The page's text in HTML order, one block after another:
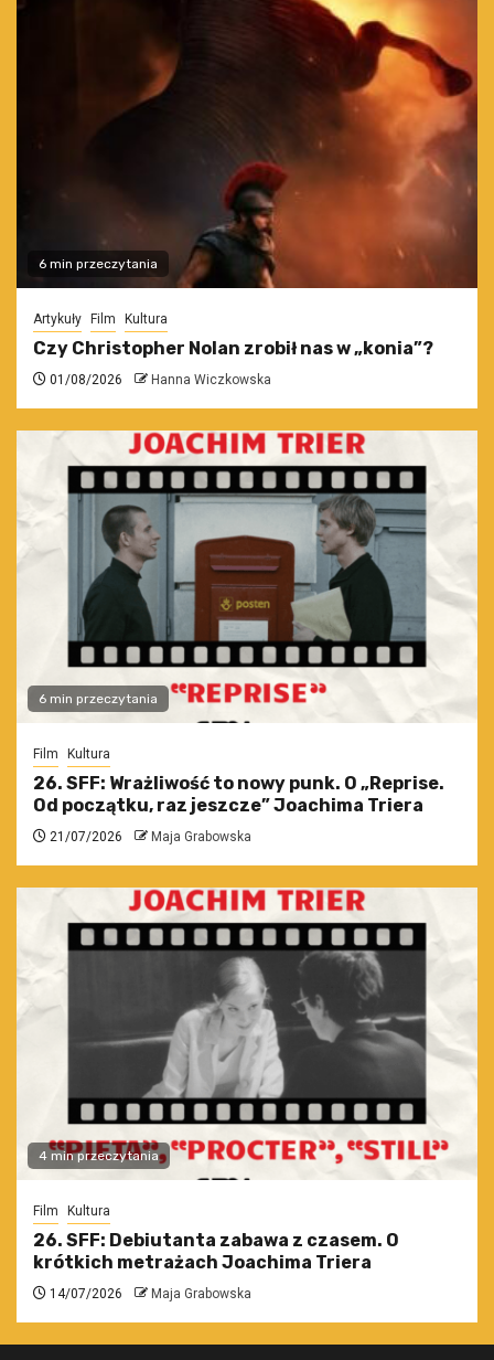
6 min przeczytania
Artykuły Film Kultura
Czy Christopher Nolan zrobił nas w „konia”?
01/08/2026 Hanna Wiczkowska
6 min przeczytania
Film Kultura
26. SFF: Wrażliwość to nowy punk. O „Reprise.
Od początku, raz jeszcze” Joachima Triera
21/07/2026 Maja Grabowska
4 min przeczytania
Film Kultura
26. SFF: Debiutanta zabawa z czasem. O
krótkich metrażach Joachima Triera
14/07/2026 Maja Grabowska